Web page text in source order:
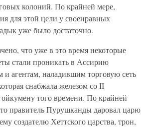
колоний. По крайней мере,
для этой цели у своенравных
уже было достаточно.
что уже в это время некоторые
стали проникать в Ассирию
и агентам, наладившим торговую сеть
снабжала железом со II
того времени. По крайней
правитель Пурушканды даровал царю
создателю Хеттского царства, трон,